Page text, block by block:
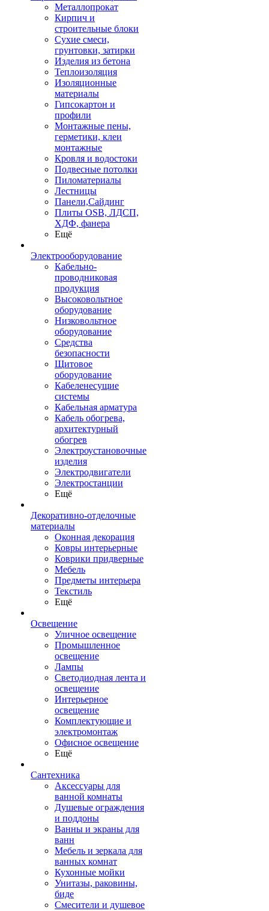
Металлопрокат
Кирпич и
строительные блоки
Сухие смеси,
грунтовки, затирки
Изделия из бетона
Теплоизоляция
Изоляционные
материалы
Гипсокартон и
профили
Монтажные пены,
герметики, клеи
монтажные
Кровля и водостоки
Подвесные потолки
Пиломатериалы
Лестницы
Панели,Сайдинг
Плиты OSB, ЛДСП,
ХДФ, фанера
Ещё
Электрооборудование
Кабельно-
проводниковая
продукция
Высоковольтное
оборудование
Низковольтное
оборудование
Средства
безопасности
Щитовое
оборудование
Кабеленесущие
системы
Кабельная арматура
Кабель обогрева,
архитектурный
обогрев
Электроустановочные
изделия
Электродвигатели
Электростанции
Ещё
Декоративно-отделочные
материалы
Оконная декорация
Ковры интерьерные
Коврики придверные
Мебель
Предметы интерьера
Текстиль
Ещё
Освещение
Уличное освещение
Промышленное
освещение
Лампы
Светодиодная лента и
освещение
Интерьерное
освещение
Комплектующие и
электромонтаж
Офисное освещение
Ещё
Сантехника
Аксессуары для
ванной комнаты
Душевые ограждения
и поддоны
Ванны и экраны для
ванн
Мебель и зеркала для
ванных комнат
Кухонные мойки
Унитазы, раковины,
биде
Смесители и душевое